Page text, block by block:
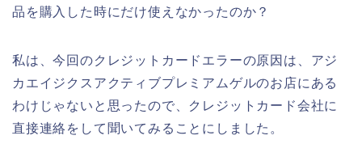
品を購入した時にだけ使えなかったのか？
私は、今回のクレジットカードエラーの原因は、アジ
カエイジクスアクティブプレミアムゲルのお店にある
わけじゃないと思ったので、クレジットカード会社に
直接連絡をして聞いてみることにしました。